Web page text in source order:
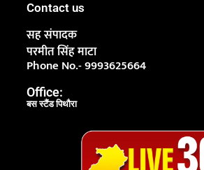
Contact us
सह संपादक
परमीत सिंह माटा
Phone No.- 9993625664
Office:
बस स्टैंड पिथौरा